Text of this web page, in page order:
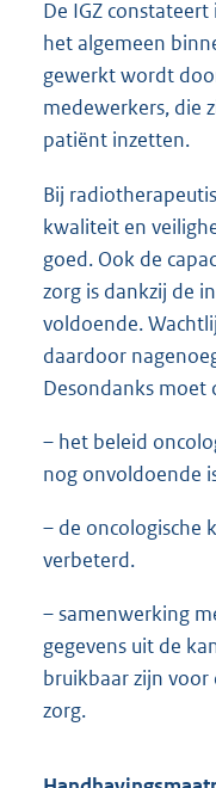
De IGZ
het algemeen
gewerkt wordt
medewerkers, die
patiënt inzetten.
Bij
kwaliteit en
goed. Ook de
zorg is dankzij de
voldoende.
daardoor
Desondanks moet
– het beleid
nog onvoldoende
– de oncologische
verbeterd.
– samenwerking
gegevens uit de
bruikbaar zijn voor
zorg.